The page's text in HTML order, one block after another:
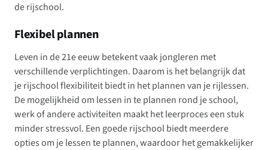
de rijschool.
Flexibel plannen
Leven in de 21e eeuw betekent vaak jongleren met
verschillende verplichtingen. Daarom is het belangrijk dat
je rijschool flexibiliteit biedt in het plannen van je rijlessen.
De mogelijkheid om lessen in te plannen rond je school,
werk of andere activiteiten maakt het leerproces een stuk
minder stressvol. Een goede rijschool biedt meerdere
opties om je lessen te plannen, waardoor het gemakkelijker